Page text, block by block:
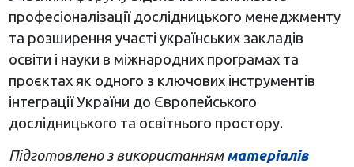
професіоналізації дослідницького менеджменту
та розширення участі українських закладів
освіти і науки в міжнародних програмах та
проєктах як одного з ключових інструментів
інтеграції України до Європейського
дослідницького та освітнього простору.
Підготовлено з використанням матеріалів